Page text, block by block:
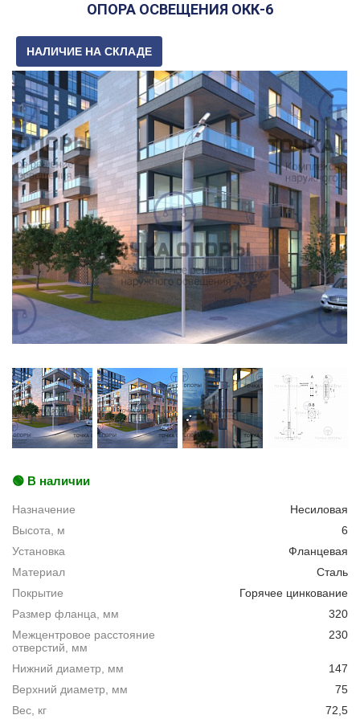
ОПОРА ОСВЕЩЕНИЯ ОКК-6
НАЛИЧИЕ НА СКЛАДЕ
🟢 В наличии
Назначение
Несиловая
Высота, м
6
Установка
Фланцевая
Материал
Сталь
Покрытие
Горячее цинкование
Размер фланца, мм
320
Межцентровое расстояние
отверстий, мм
230
Нижний диаметр, мм
147
Верхний диаметр, мм
75
Вес, кг
72,5